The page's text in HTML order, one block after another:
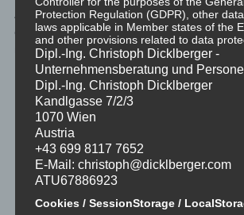
Alles, das du an der einen Stelle einsparst,
einer anderen, meist unvorhersehbaren
mit dir selbst und erledige die Aufgabe wie
Die Meditation ist einfach:
Stelle Self Rapport her. Dazu gibt es
Frage dich: “Was würde ich tun und wie
wenn ich frei wäre, frei von all dieser
unteren Bauchbereich. Achte auf deine
Protection Regulation (GDPR), other
laws applicable in Member states of the
and other provisions related to data
Dipl.-Ing. Christoph Dicklberger -
Unternehmensberatung und
Dipl.-Ing. Christoph Dicklberger
Kandlgasse 7/2/3
1070 Wien
Austria
+43 699 8117 7652
E-Mail: christoph@dicklberger.com
ATU67886923
Cookies / SessionStorage /